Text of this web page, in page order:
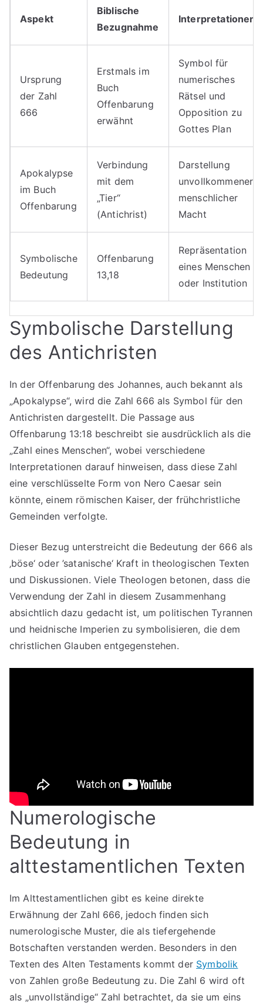
Aspekt
Biblische
Bezugnahme
Interpretationen
Ursprung
der Zahl
666
Erstmals im
Buch
Offenbarung
erwähnt
Symbol für
numerisches
Rätsel und
Opposition zu
Gottes Plan
Apokalypse
im Buch
Offenbarung
Verbindung
mit dem
„Tier“
(Antichrist)
Darstellung
unvollkommener
menschlicher
Macht
Symbolische
Bedeutung
Offenbarung
13,18
Repräsentation
eines Menschen
oder Institution
Symbolische Darstellung
des Antichristen
In der Offenbarung des Johannes, auch bekannt als
„Apokalypse“, wird die Zahl 666 als Symbol für den
Antichristen dargestellt. Die Passage aus
Offenbarung 13:18 beschreibt sie ausdrücklich als die
„Zahl eines Menschen“, wobei verschiedene
Interpretationen darauf hinweisen, dass diese Zahl
eine verschlüsselte Form von Nero Caesar sein
könnte, einem römischen Kaiser, der frühchristliche
Gemeinden verfolgte.
Dieser Bezug unterstreicht die Bedeutung der 666 als
‚böse‘ oder ’satanische‘ Kraft in theologischen Texten
und Diskussionen. Viele Theologen betonen, dass die
Verwendung der Zahl in diesem Zusammenhang
absichtlich dazu gedacht ist, um politischen Tyrannen
und heidnische Imperien zu symbolisieren, die dem
christlichen Glauben entgegenstehen.
Numerologische
Bedeutung in
alttestamentlichen Texten
Im Alttestamentlichen gibt es keine direkte
Erwähnung der Zahl 666, jedoch finden sich
numerologische Muster, die als tiefergehende
Botschaften verstanden werden. Besonders in den
Texten des Alten Testaments kommt der Symbolik
von Zahlen große Bedeutung zu. Die Zahl 6 wird oft
als „unvollständige“ Zahl betrachtet, da sie um eins